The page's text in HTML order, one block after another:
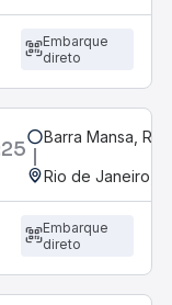
Embarque
direto
Barra Mansa, RJ
Rio de Janeiro,
Embarque
direto